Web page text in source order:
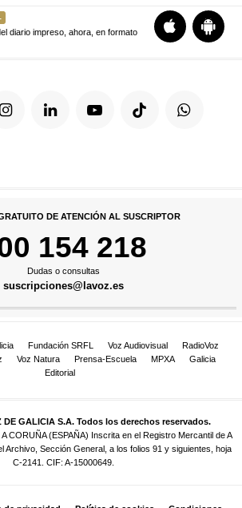
diario impreso, ahora, en formato
DE ATENCIÓN AL SUSCRIPTOR
154 218
Dudas o consultas
suscripciones@lavoz.es
Fundación SRFL Voz Audiovisual
RadioVoz
Voz Natura Prensa-Escuela MPXA
Galicia
Editorial
GALICIA S.A. Todos los derechos reservados.
CORUÑA (ESPAÑA) Inscrita en el Registro Mercantil de A
Archivo, Sección General, a los folios 91 y siguientes, hoja
C-2141. CIF: A-15000649.